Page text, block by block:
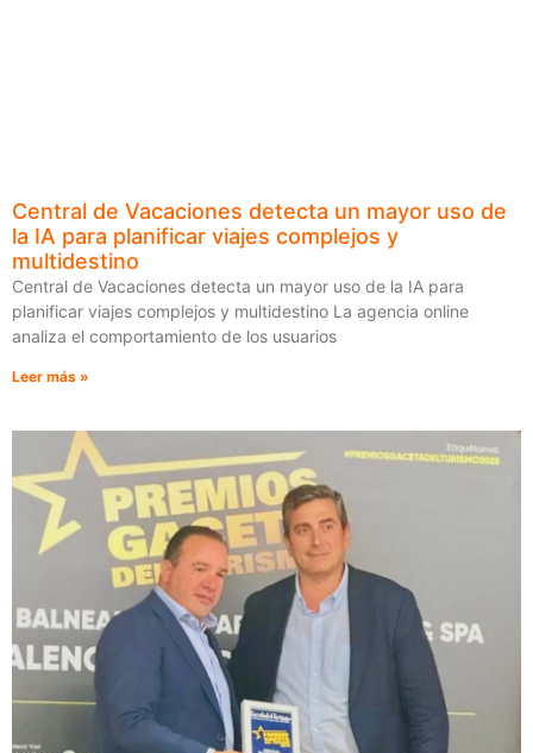
Central de Vacaciones detecta un mayor uso de
la IA para planificar viajes complejos y
multidestino
Central de Vacaciones detecta un mayor uso de la IA para
planificar viajes complejos y multidestino La agencia online
analiza el comportamiento de los usuarios
Leer más »